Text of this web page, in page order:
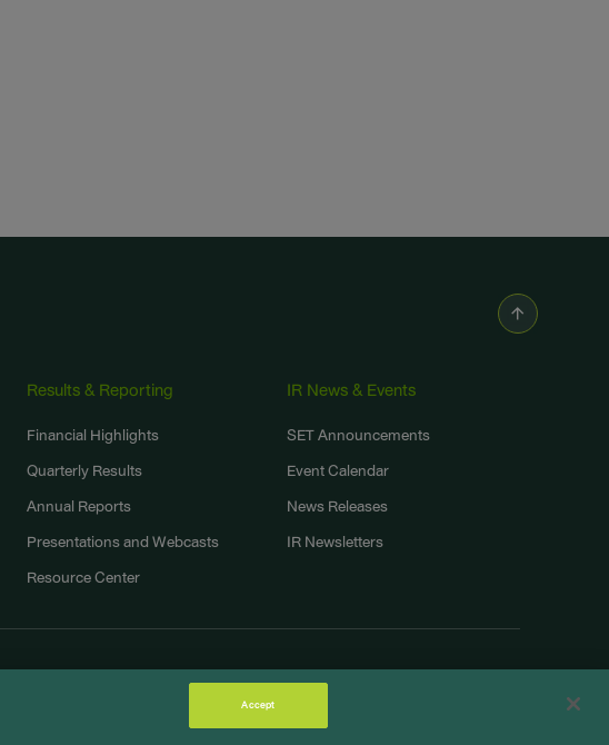
Results & Reporting
Financial Highlights
Quarterly Results
Annual Reports
Presentations and Webcasts
Resource Center
IR News & Events
SET Announcements
Event Calendar
News Releases
IR Newsletters
Terms and LegalPrivacy NoticeCookie PolicySitemap
Accept